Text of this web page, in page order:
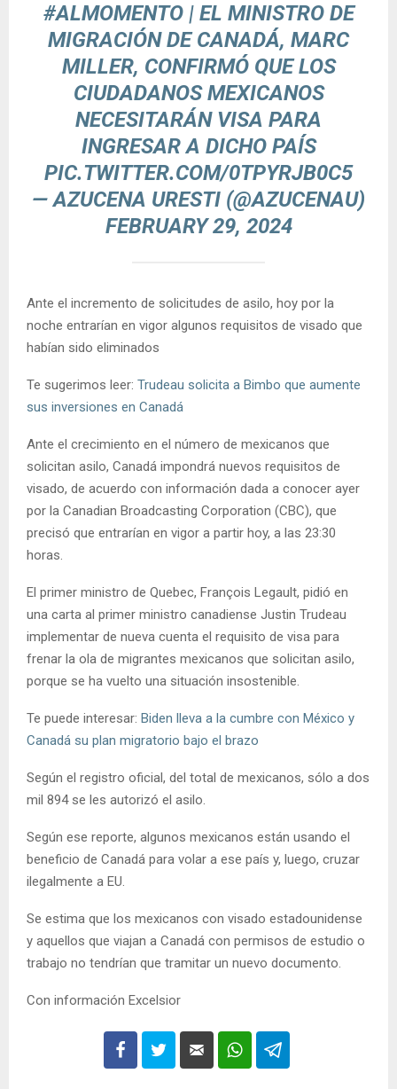
#ALMOMENTO| EL MINISTRO DE
MIGRACIÓN DE CANADÁ, MARC
MILLER, CONFIRMÓ QUE LOS
CIUDADANOS MEXICANOS
NECESITARÁN VISA PARA
INGRESAR A DICHO PAÍS
PIC.TWITTER.COM/0TPYRJB0C5
— AZUCENA URESTI (@AZUCENAU)
FEBRUARY 29, 2024
Ante el incremento de solicitudes de asilo, hoy por la
noche entrarían en vigor algunos requisitos de visado que
habían sido eliminados
Te sugerimos leer: Trudeau solicita a Bimbo que aumente
sus inversiones en Canadá
Ante el crecimiento en el número de mexicanos que
solicitan asilo, Canadá impondrá nuevos requisitos de
visado, de acuerdo con información dada a conocer ayer
por la Canadian Broadcasting Corporation (CBC), que
precisó que entrarían en vigor a partir hoy, a las 23:30
horas.
El primer ministro de Quebec, François Legault, pidió en
una carta al primer ministro canadiense Justin Trudeau
implementar de nueva cuenta el requisito de visa para
frenar la ola de migrantes mexicanos que solicitan asilo,
porque se ha vuelto una situación insostenible.
Te puede interesar: Biden lleva a la cumbre con México y
Canadá su plan migratorio bajo el brazo
Según el registro oficial, del total de mexicanos, sólo a dos
mil 894 se les autorizó el asilo.
Según ese reporte, algunos mexicanos están usando el
beneficio de Canadá para volar a ese país y, luego, cruzar
ilegalmente a EU.
Se estima que los mexicanos con visado estadounidense
y aquellos que viajan a Canadá con permisos de estudio o
trabajo no tendrían que tramitar un nuevo documento.
Con información Excelsior